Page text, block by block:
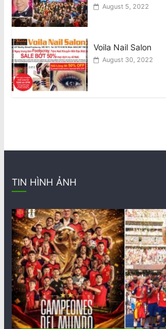
August 5, 2022
Voila Nail Salon
August 30, 2022
TIN HÌNH ẢNH